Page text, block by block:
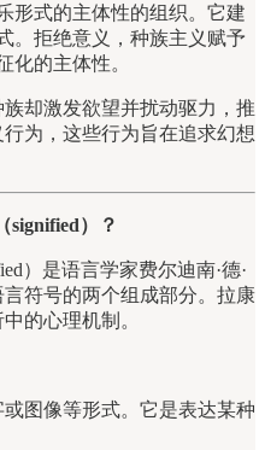
形式的主体性的组织。它建
。拒绝意义，种族主义赋予
化的主体性。
却激发欲望并扰动驱力，推
为，这些行为旨在追求幻想
signified）？
）是语言学家费尔迪南·德·
符号的两个组成部分。拉康
的心理机制。
图像等形式。它是表达某种